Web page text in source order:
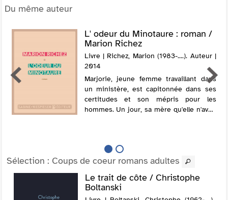
Du même auteur
L' odeur du Minotaure : roman /
Marion Richez
Livre | Richez, Marion (1983-....). Auteur |
2014
Marjorie, jeune femme travaillant dans
un ministère, est capitonnée dans ses
certitudes et son mépris pour les
hommes. Un jour, sa mère qu'elle n'avait
Sélection : Coups de coeur romans adultes
Le trait de côte / Christophe
Boltanski